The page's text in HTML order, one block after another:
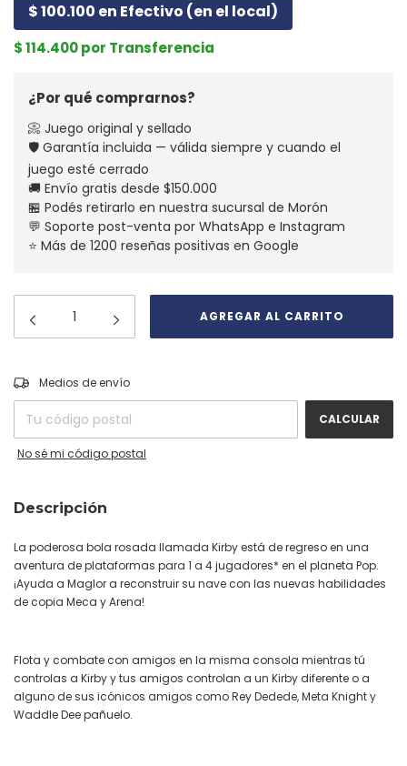
$ 100.100 en Efectivo (en el local)
$ 114.400 por Transferencia
¿Por qué comprarnos?
📀 Juego original y sellado
🛡️ Garantía incluida — válida siempre y cuando el
juego esté cerrado
🚚 Envío gratis desde $150.000
🏪 Podés retirarlo en nuestra sucursal de Morón
💬 Soporte post-venta por WhatsApp e Instagram
⭐ Más de 1200 reseñas positivas en Google
Entregas para el CP:
Medios de envío
CALCULAR
No sé mi código postal
Descripción
La poderosa bola rosada llamada Kirby está de regreso en una
aventura de plataformas para 1 a 4 jugadores* en el planeta Pop.
¡Ayuda a Maglor a reconstruir su nave con las nuevas habilidades
de copia Meca y Arena!
Flota y combate con amigos en la misma consola mientras tú
controlas a Kirby y tus amigos controlan a un Kirby diferente o a
alguno de sus icónicos amigos como Rey Dedede, Meta Knight y
Waddle Dee pañuelo.